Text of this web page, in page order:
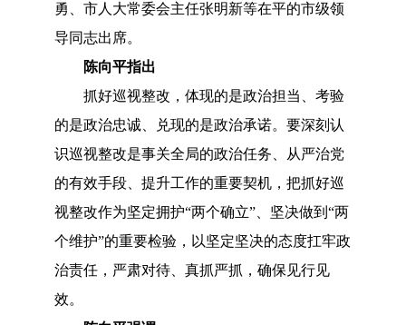
勇、市人大常委会主任张明新等在平的市级领
导同志出席。
陈向平指出
抓好巡视整改，体现的是政治担当、考验
的是政治忠诚、兑现的是政治承诺。要深刻认
识巡视整改是事关全局的政治任务、从严治党
的有效手段、提升工作的重要契机，把抓好巡
视整改作为坚定拥护“两个确立”、坚决做到“两
个维护”的重要检验，以坚定坚决的态度扛牢政
治责任，严肃对待、真抓严抓，确保见行见
效。